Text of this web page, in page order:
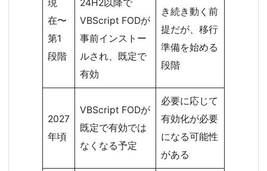
現
在〜
第1
段階
24H2以降で
VBScript FODが
事前インストー
ルされ、既定で
有効
き続き動く前
提だが、移行
準備を始める
段階
2027
年頃
VBScript FODが
既定で有効では
なくなる予定
必要に応じて
有効化が必要
になる可能性
がある